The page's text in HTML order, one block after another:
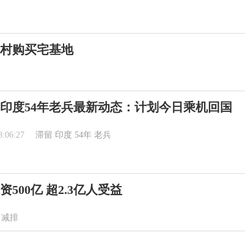
购买宅基地
度54年老兵最新动态：计划今日乘机回国
滞留 印度 54年 老兵
500亿 超2.3亿人受益
减排